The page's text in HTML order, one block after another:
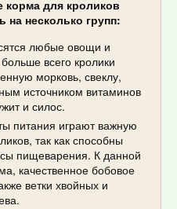
для кроликов
на несколько групп:
любые овощи и
всего кролики
морковь, свеклу,
источником витаминов
и силос.
питания играют важную
так как способны
пищеварения. К данной
качественное бобовое
ветки хвойных и